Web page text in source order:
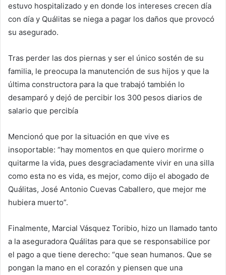
estuvo hospitalizado y en donde los intereses crecen día
con día y Quálitas se niega a pagar los daños que provocó
su asegurado.
Tras perder las dos piernas y ser el único sostén de su
familia, le preocupa la manutención de sus hijos y que la
última constructora para la que trabajó también lo
desamparó y dejó de percibir los 300 pesos diarios de
salario que percibía
Mencionó que por la situación en que vive es
insoportable: “hay momentos en que quiero morirme o
quitarme la vida, pues desgraciadamente vivir en una silla
como esta no es vida, es mejor, como dijo el abogado de
Quálitas, José Antonio Cuevas Caballero, que mejor me
hubiera muerto”.
Finalmente, Marcial Vásquez Toribio, hizo un llamado tanto
a la aseguradora Quálitas para que se responsabilice por
el pago a que tiene derecho: “que sean humanos. Que se
pongan la mano en el corazón y piensen que una